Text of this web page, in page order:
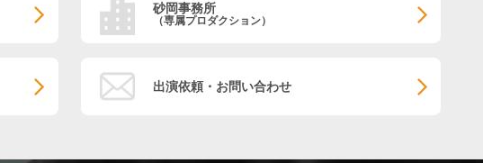
砂岡事務所
（専属プロダクション）
出演依頼・お問い合わせ